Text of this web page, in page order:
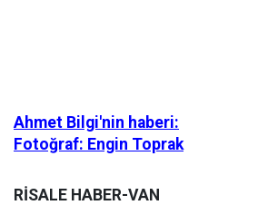
Ahmet Bilgi'nin haberi:
Fotoğraf: Engin Toprak
RİSALE HABER-VAN